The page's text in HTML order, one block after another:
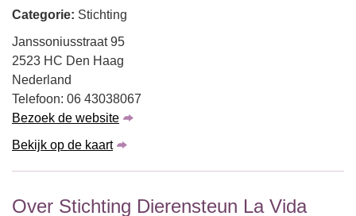
Categorie: Stichting
Janssoniusstraat 95
2523 HC Den Haag
Nederland
Telefoon: 06 43038067
Bezoek de website
Bekijk op de kaart
Over Stichting Dierensteun La Vida